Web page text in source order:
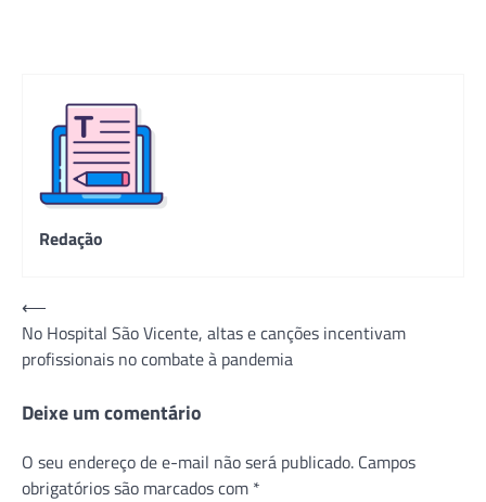
Redação
Navegação
de
Post
⟵
No Hospital São Vicente, altas e canções incentivam
profissionais no combate à pandemia
Deixe um comentário
O seu endereço de e-mail não será publicado. Campos
obrigatórios são marcados com *